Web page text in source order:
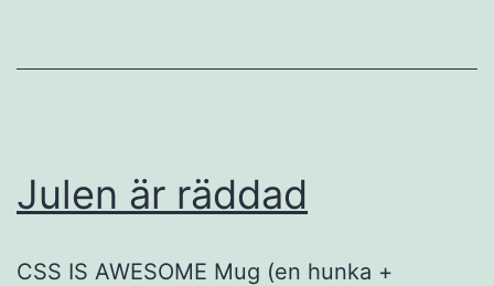
Julen är räddad
CSS IS AWESOME Mug (en hunka +